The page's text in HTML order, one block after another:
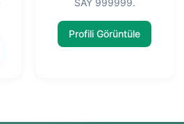
SAY 999999.
Profili Görüntüle